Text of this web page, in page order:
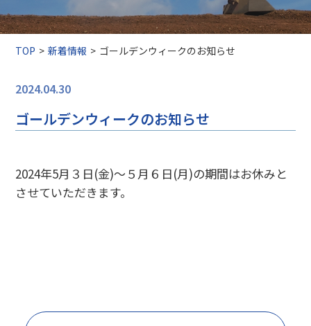
TOP 新着情報 ゴールデンウィークのお知らせ
2024.04.30
ゴールデンウィークのお知らせ
2024年5月３日(金)～５月６日(月)の期間はお休みと
させていただきます。